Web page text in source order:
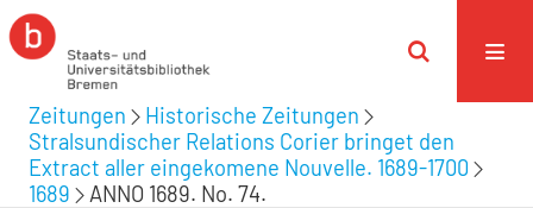
Zeitungen
Historische Zeitungen
Stralsundischer Relations Corier bringet den
Extract aller eingekomene Nouvelle. 1689-1700
1689
ANNO 1689. No. 74.